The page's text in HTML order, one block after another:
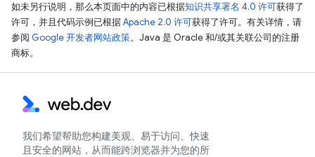
如未另行说明，那么本页面中的内容已根据知识共享署名 4.0 许可获得了
许可，并且代码示例已根据Apache 2.0 许可获得了许可。有关详情，请
参阅 Google 开发者网站政策。Java 是 Oracle 和/或其关联公司的注册
商标。
我们希望帮助您构建美观、易于访问、快速
且安全的网站，从而能跨浏览器并为您的所